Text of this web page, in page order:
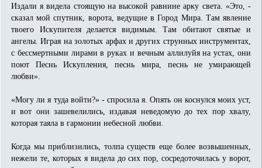
Издали я видела стоящую на высокой равнине арку света. «Это, -
сказал мой спутник, ворота, ведущие в Город Мира. Там явление
твоего Искупителя делается видимым. Там обитают святые и
ангелы. Играя на золотых арфах и других струнных инструментах,
с бессмертными лирами в руках и вечным аллилуйя на устах, они
поют Песнь Искупления, песнь мира, песнь не умирающей
любви».
«Могу ли я туда войти?» - спросила я. Опять он коснулся моих уст,
и вот они зашевелились, издавая неведомую до тех пор хвалу,
которая таяла в гармонии небесной любви.
Когда мы приблизились, толпа существ еще более возвышенных,
нежели те, которых я видела до сих пор, сосредоточилась у ворот,